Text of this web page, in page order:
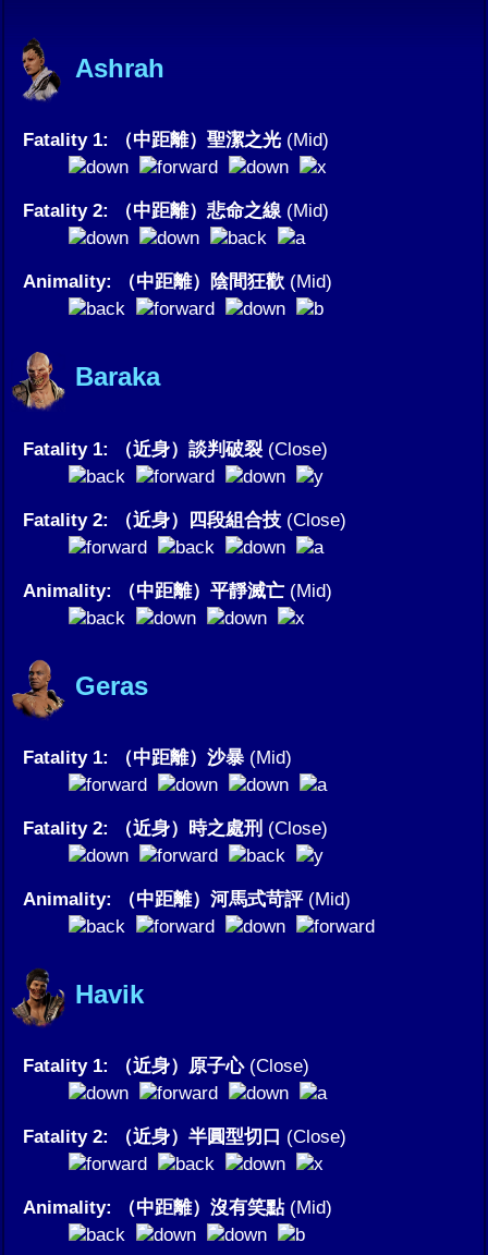
Ashrah
Fatality 1: （中距離）聖潔之光 (Mid)
Fatality 2: （中距離）悲命之線(Mid)
Animality: （中距離）陰間狂歡 (Mid)
Baraka
Fatality 1: （近身）談判破裂 (Close)
Fatality 2: （近身）四段組合技 (Close)
Animality: （中距離）平靜滅亡 (Mid)
Geras
Fatality 1: （中距離）沙暴 (Mid)
Fatality 2: （近身）時之處刑 (Close)
Animality: （中距離）河馬式苛評(Mid)
Havik
Fatality 1: （近身）原子心(Close)
Fatality 2: （近身）半圓型切口 (Close)
Animality: （中距離）沒有笑點(Mid)